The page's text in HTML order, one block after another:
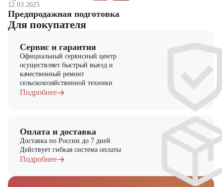
найдете широкий выбор спецтехники, вилочной и малой складской
техники, навесного оборудования и запчастей.
12.03.2025
Предпродажная подготовка
Для покупателя
Сервис и гарантия
Официальный сервисный центр
осуществляет быстрый выезд и
качественный ремонт
сельскохозяйственной техники
Подробнее
Оплата и доставка
Доставка по России до 7 дней
Действует гибкая система оплаты
Подробнее